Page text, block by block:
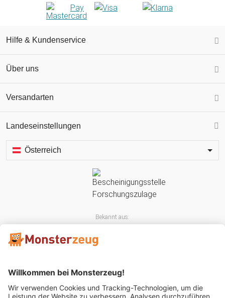
Hilfe & Kundenservice
Über uns
Versandarten
Landeseinstellungen
Österreich
Bekannt aus: